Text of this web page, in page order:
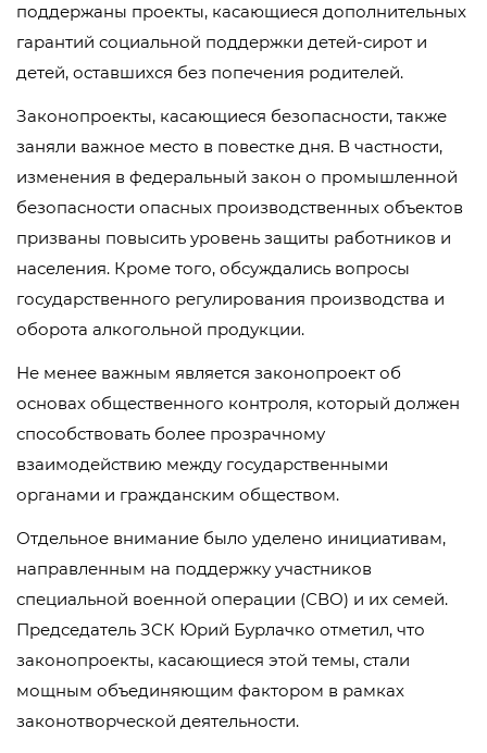
поддержаны проекты, касающиеся дополнительных
гарантий социальной поддержки детей-сирот и
детей, оставшихся без попечения родителей.
Законопроекты, касающиеся безопасности, также
заняли важное место в повестке дня. В частности,
изменения в федеральный закон о промышленной
безопасности опасных производственных объектов
призваны повысить уровень защиты работников и
населения. Кроме того, обсуждались вопросы
государственного регулирования производства и
оборота алкогольной продукции.
Не менее важным является законопроект об
основах общественного контроля, который должен
способствовать более прозрачному
взаимодействию между государственными
органами и гражданским обществом.
Отдельное внимание было уделено инициативам,
направленным на поддержку участников
специальной военной операции (СВО) и их семей.
Председатель ЗСК Юрий Бурлачко отметил, что
законопроекты, касающиеся этой темы, стали
мощным объединяющим фактором в рамках
законотворческой деятельности.